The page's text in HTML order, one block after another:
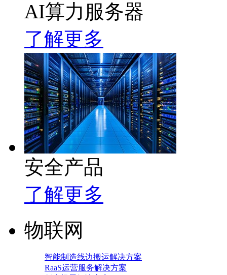
AI算力服务器
了解更多
安全产品
了解更多
物联网
智能制造线边搬运解决方案
RaaS运营服务解决方案